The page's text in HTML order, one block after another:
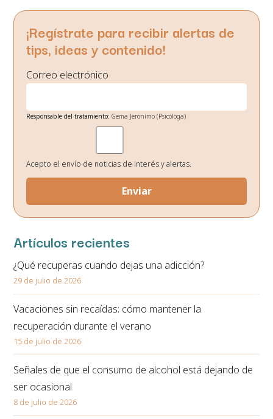
¡Regístrate para recibir alertas de
tips, ideas y contenido!
Correo electrónico
Responsable del tratamiento: Gema Jerónimo (Psicóloga)
Gestión de envío de noticias de interés.
obligación legal.
Derechos:
Podrá ejercitar los derechos de acceso, rectificación, supresión,
oposición, portabilidad y retirada de consentimiento de sus datos personales
en la dirección de correo electrónico. En la política de privacidad de la página
web podrá ampliar está información.
Acepto el envío de noticias de interés y alertas.
Artículos recientes
¿Qué recuperas cuando dejas una adicción?
29 de julio de 2026
Vacaciones sin recaídas: cómo mantener la
recuperación durante el verano
15 de julio de 2026
Señales de que el consumo de alcohol está dejando de
ser ocasional
8 de julio de 2026